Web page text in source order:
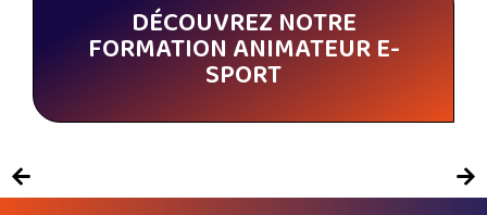
DÉCOUVREZ NOTRE
FORMATION ANIMATEUR E-
SPORT